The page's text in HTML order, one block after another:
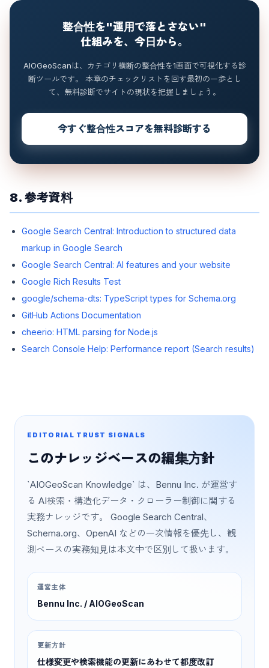
整合性を"運用で落とさない"
仕組みを、今日から。
AIOGeoScanは、カテゴリ横断の整合性を1画面で可視化する診
断ツールです。 本章のチェックリストを回す最初の一歩とし
て、無料診断でサイトの現状を把握しましょう。
今すぐ整合性スコアを無料診断する
8. 参考資料
Google Search Central: Introduction to structured data
markup in Google Search
Google Search Central: AI features and your website
Google Rich Results Test
google/schema-dts: TypeScript types for Schema.org
GitHub Actions Documentation
cheerio: HTML parsing for Node.js
Search Console Help: Performance report (Search results)
EDITORIAL TRUST SIGNALS
このナレッジベースの編集方針
`AIOGeoScan Knowledge` は、Bennu Inc. が運営す
る AI検索・構造化データ・クローラー制御に関する
実務ナレッジです。 Google Search Central、
Schema.org、OpenAI などの一次情報を優先し、観
測ベースの実務知見は本文中で区別して扱います。
運営主体
Bennu Inc. / AIOGeoScan
更新方針
仕様変更や検索機能の更新にあわせて都度改訂